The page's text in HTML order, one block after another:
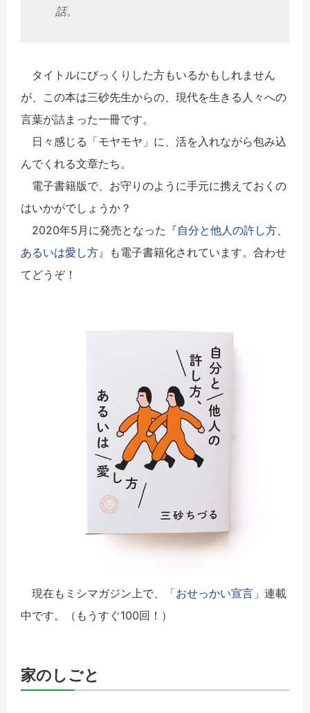
話。
タイトルにびっくりした方もいるかもしれません
が、この本は三砂先生からの、現代を生きる人々への
言葉が詰まった一冊です。
日々感じる「モヤモヤ」に、活を入れながら包み込
んでくれる文章たち。
電子書籍版で、お守りのように手元に携えておくの
はいかがでしょうか？
2020年5月に発売となった 『自分と他人の許し方、
あるいは愛し方』 も電子書籍化されています。合わせ
てどうぞ！
現在もミシマガジン上で、 「おせっかい宣言」 連載
中です。（もうすぐ100回！）
家のしごと